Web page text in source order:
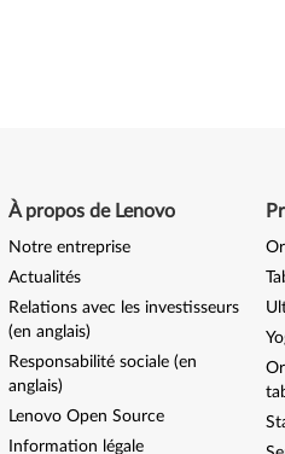
À propos de Lenovo
Notre entreprise
Actualités
Relations avec les investisseurs
(en anglais)
Responsabilité sociale (en
anglais)
Lenovo Open Source
Information légale